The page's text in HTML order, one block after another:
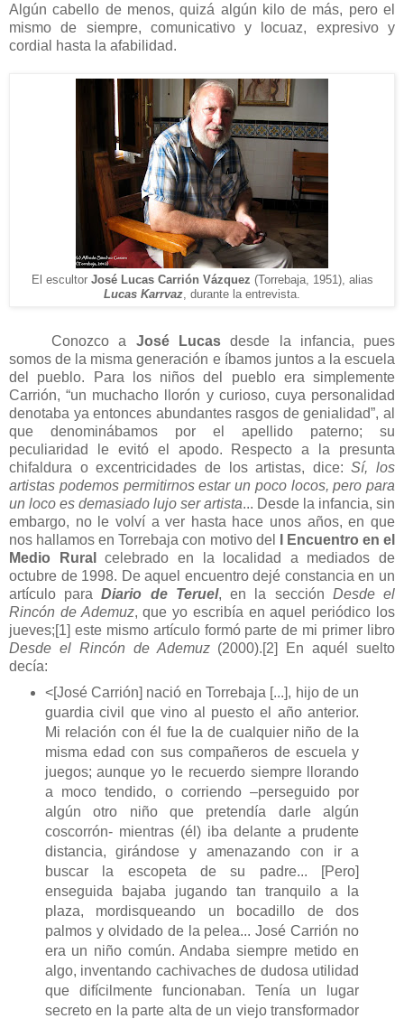
Algún cabello de menos, quizá algún kilo de más, pero el
mismo de siempre, comunicativo y locuaz, expresivo y
cordial hasta la afabilidad.
El escultor José Lucas Carrión Vázquez (Torrebaja, 1951), alias
Lucas Karrvaz , durante la entrevista.
Conozco a José Lucasdesde la infancia, pues
somos de la misma generación e íbamos juntos a la escuela
del pueblo. Para los niños del pueblo era simplemente
Carrión, “un muchacho llorón y curioso, cuya personalidad
denotaba ya entonces abundantes rasgos de genialidad”, al
que denominábamos por el apellido paterno; su
peculiaridad le evitó el apodo. Respecto a la presunta
chifaldura o excentricidades de los artistas, dice:Sí, los
artistas podemos permitirnos estar un poco locos, pero para
un loco es demasiado lujo ser artista... Desde la infancia, sin
embargo, no le volví a ver hasta hace unos años, en que
nos hallamos en Torrebaja con motivo del
I Encuentro en el
Medio Rural
celebrado en la localidad a mediados de
octubre de 1998. De aquel encuentro dejé constancia en un
artículo paraDiario de Teruel, en la sección Desde el
Rincón de Ademuz, que yo escribía en aquel periódico los
jueves;[1] este mismo artículo formó parte de mi primer libro
Desde el Rincón de Ademuz(2000).[2]
En aquél suelto
decía:
<[José Carrión] nació en Torrebaja [...], hijo de un
guardia civil que vino al puesto el año anterior.
Mi relación con él fue la de cualquier niño de la
misma edad con sus compañeros de escuela y
juegos; aunque yo le recuerdo siempre llorando
a moco tendido, o corriendo –perseguido por
algún otro niño que pretendía darle algún
coscorrón- mientras (él) iba delante a prudente
distancia, girándose y amenazando con ir a
buscar la escopeta de su padre... [Pero]
enseguida bajaba jugando tan tranquilo a la
plaza, mordisqueando un bocadillo de dos
palmos y olvidado de la pelea... José Carrión no
era un niño común. Andaba siempre metido en
algo, inventando cachivaches de dudosa utilidad
que difícilmente funcionaban. Tenía un lugar
secreto en la parte alta de un viejo transformador